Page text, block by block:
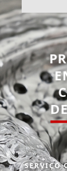
SERVIÇO